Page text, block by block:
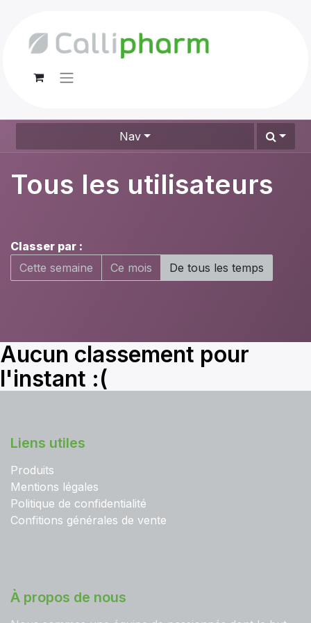
Nav
Tous les utilisateurs
Classer par :
Cette semaine
Ce mois De tous les temps
Aucun classement pour
l'instant :(
Liens utiles
Produits
Mentions légales
Politique de confidentialité
Confitions générales de vente
À propos de nous